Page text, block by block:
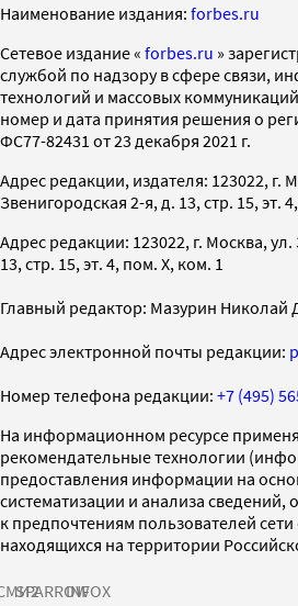
Наименование издания: forbes.ru
Cетевое издание « forbes.ru »
службой по надзору в сфере связи,
технологий и массовых
номер и дата принятия решения о
ФС77-82431 от 23 декабря 2021 г.
Адрес редакции, издателя: 123022, г.
Звенигородская 2-я, д. 13, стр. 15, эт.
Адрес редакции: 123022, г. Москва,
13, стр. 15, эт. 4, пом. X, ком. 1
Главный редактор: Мазурин Николай
Адрес электронной почты редакции:
Номер телефона редакции: +7 (495)
На информационном ресурсе
рекомендательные технологии
предоставления информации на
систематизации и анализа сведений,
к предпочтениям пользователей сети
находящихся на территории
SPARROWINFOX